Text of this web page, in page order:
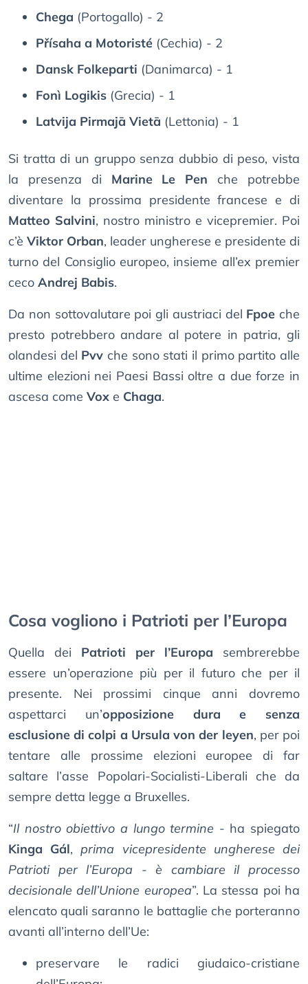
Chega (Portogallo) - 2
Přísaha a Motoristé (Cechia) - 2
Dansk Folkeparti (Danimarca) - 1
Fonì Logikis (Grecia) - 1
Latvija Pirmajā Vietā (Lettonia) - 1
Si tratta di un gruppo senza dubbio di peso, vista
la presenza di Marine Le Pen che potrebbe
diventare la prossima presidente francese e di
Matteo Salvini, nostro ministro e vicepremier. Poi
c’è Viktor Orban, leader ungherese e presidente di
turno del Consiglio europeo, insieme all’ex premier
ceco Andrej Babis.
Da non sottovalutare poi gli austriaci del Fpoe che
presto potrebbero andare al potere in patria, gli
olandesi del Pvv che sono stati il primo partito alle
ultime elezioni nei Paesi Bassi oltre a due forze in
ascesa come Vox e Chaga.
Cosa vogliono i Patrioti per l’Europa
Quella dei Patrioti per l’Europa sembrerebbe
essere un’operazione più per il futuro che per il
presente. Nei prossimi cinque anni dovremo
aspettarci un’opposizione dura e senza
esclusione di colpi a Ursula von der leyen, per poi
tentare alle prossime elezioni europee di far
saltare l’asse Popolari-Socialisti-Liberali che da
sempre detta legge a Bruxelles.
“Il nostro obiettivo a lungo termine - ha spiegato
Kinga Gál,prima vicepresidente ungherese dei
Patrioti per l’Europa - è cambiare il processo
decisionale dell’Unione europea”. La stessa poi ha
elencato quali saranno le battaglie che porteranno
avanti all’interno dell’Ue:
preservare le radici giudaico-cristiane